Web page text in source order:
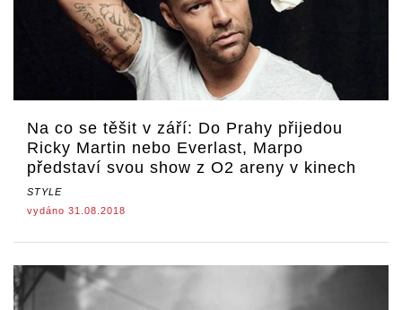
Na co se těšit v září: Do Prahy přijedou
Ricky Martin nebo Everlast, Marpo
představí svou show z O2 areny v kinech
STYLE
vydáno 31.08.2018